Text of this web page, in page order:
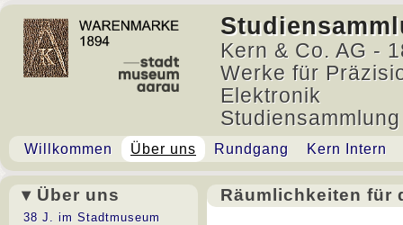
Kern & Co. AG -
Werke für
Elektronik
Willkommen Über uns Rundgang Kern Intern
▾ Über uns
38 J. im Stadtmuseum
Räumlichkeiten für
Räumlichkeiten für